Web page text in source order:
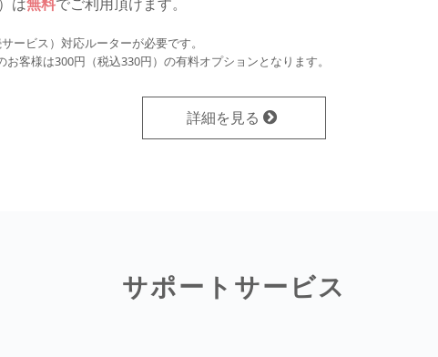
ービス）対応ルーターが必要です。
客様は300円（税込330円）の有料オプションとなります。
詳細を見る
サポートサービス